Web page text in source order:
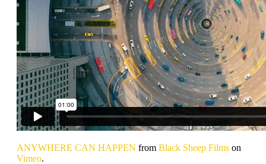
ANYWHERE CAN HAPPEN from Black Sheep Films on
Vimeo.